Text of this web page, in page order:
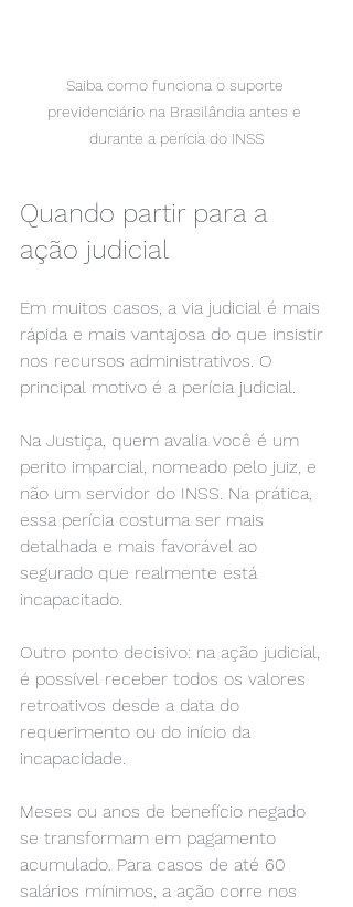
Saiba como funciona o suporte
previdenciário na Brasilândia antes e
durante a perícia do INSS
Quando partir para a
ação judicial
Em muitos casos, a via judicial é mais
rápida e mais vantajosa do que insistir
nos recursos administrativos. O
principal motivo é a perícia judicial.
Na Justiça, quem avalia você é um
perito imparcial, nomeado pelo juiz, e
não um servidor do INSS. Na prática,
essa perícia costuma ser mais
detalhada e mais favorável ao
segurado que realmente está
incapacitado.
Outro ponto decisivo: na ação judicial,
é possível receber todos os valores
retroativos desde a data do
requerimento ou do início da
incapacidade.
Meses ou anos de benefício negado
se transformam em pagamento
acumulado. Para casos de até 60
salários mínimos, a ação corre nos